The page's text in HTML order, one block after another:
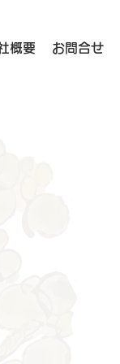
概要 お問合せ